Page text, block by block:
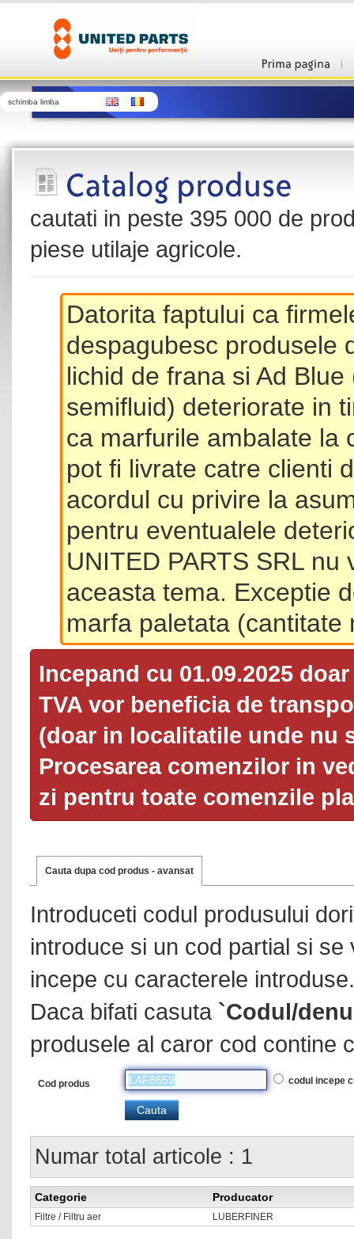
schimba limba
cautati in peste 395 000 de
piese utilaje agricole.
Datorita faptului ca
despagubesc produsele
lichid de frana si Ad
semifluid) deteriorate in
ca marfurile ambalate la
pot fi livrate catre clienti
acordul cu privire la
pentru eventualele
UNITED PARTS SRL
aceasta tema. Exceptie
marfa paletata (cantitate
Incepand cu 01.09.2025
TVA vor beneficia de
(doar in localitatile unde nu
Procesarea comenzilor in
zi pentru toate comenzile
Cauta dupa cod produs - avansat
Introduceti codul produsului
introduce si un cod partial si
incepe cu caracterele introduse.
Daca bifati casuta `Codul/
produsele al caror cod contine
Cod produs codul incepe
Numar total articole : 1
Categorie Producator
Filtre / Filtru aer LUBERFINER